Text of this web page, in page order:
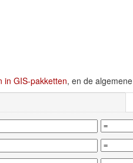
in GIS-pakketten, en de algemene